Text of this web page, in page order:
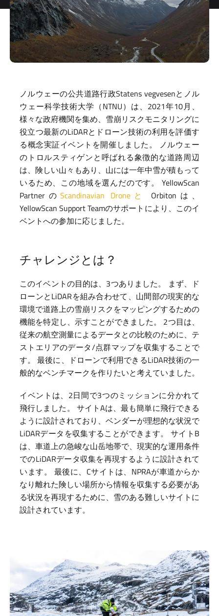
ノルウェーの公共道路行政Statens vegvesenとノル
ウェー科学技術大学（NTNU）は、2021年10月、
様々な政府機関を集め、雪崩リスクモニタリングに
役立つ最新のLiDARとドローン技術の利用を評価す
る概念実証イベントを開催しました。 ノルウェー
のトロルスティゲンと呼ばれる象徴的な道路周辺
は、険しい山々もあり、山には一年中雪が積もって
いるため、この地域を選んだのです。 YellowScan
Partnerの Scandinavian Droneと
Orbitonは、
YellowScan Support Teamのサポートにより、このイ
ベントへの参加に応じました。
チャレンジとは？
このイベントの目的は、3つありました。 まず、ド
ローンとLiDARを組み合わせて、山間部の現実的な
環境で道路上の雪崩リスクをマッピングするための
機能を特定し、示すことができました。 2つ目は、
従来の航空測量によるデータとの比較のために、テ
ストエリアのデータ/点群マップを収集することで
す。 最後に、ドローンで利用できるLiDAR技術の一
般的なベンチマークを作りたいと考えていました。
イベントは、2日間で3つのミッションに分かれて
飛行しました。 サイトAは、最も簡単に飛行できる
ように設計されており、ベンダーが理想的な状況で
LiDARデータを収集することができます。 サイトB
は、車道上の急峻な山岳地帯で、現実的な運用条件
でのLiDARデータ収集を再現するように設計されて
います。 最後に、Cサイトは、NPRAが車道からか
なり離れた険しい場所から情報を収集する必要があ
る状況を再現するために、雪のある難しいサイトに
設計されています。
You can
unsubscribe
at any time.
For more
information,